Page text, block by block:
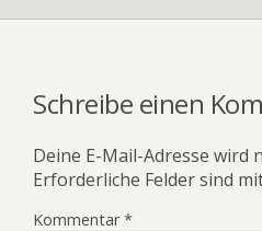
Schreibe einen
Deine E-Mail-Adresse wird
Erforderliche Felder sind
Kommentar*